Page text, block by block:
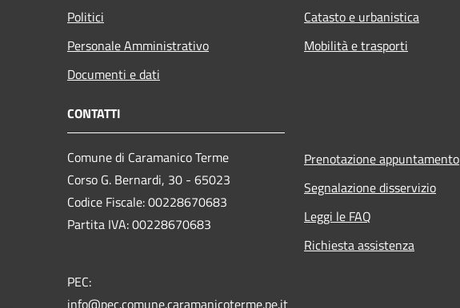
Politici
Personale Amministrativo
Documenti e dati
Catasto e urbanistica
Mobilità e trasporti
CONTATTI
Comune di Caramanico Terme
Corso G. Bernardi, 30 - 65023
Codice Fiscale: 00228670683
Partita IVA: 00228670683
PEC:
Prenotazione appuntamento
Segnalazione disservizio
Leggi le FAQ
Richiesta assistenza